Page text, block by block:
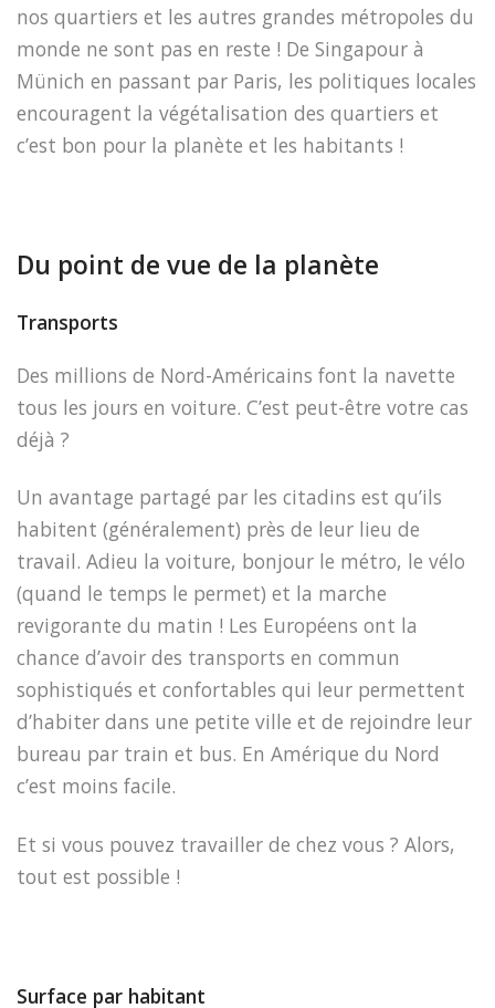
nos quartiers et les autres grandes métropoles du
monde ne sont pas en reste ! De Singapour à
Münich en passant par Paris, les politiques locales
encouragent la végétalisation des quartiers et
c’est bon pour la planète et les habitants !
Du point de vue de la planète
Transports
Des millions de Nord-Américains font la navette
tous les jours en voiture. C’est peut-être votre cas
déjà ?
Un avantage partagé par les citadins est qu’ils
habitent (généralement) près de leur lieu de
travail. Adieu la voiture, bonjour le métro, le vélo
(quand le temps le permet) et la marche
revigorante du matin ! Les Européens ont la
chance d’avoir des transports en commun
sophistiqués et confortables qui leur permettent
d’habiter dans une petite ville et de rejoindre leur
bureau par train et bus. En Amérique du Nord
c’est moins facile.
Et si vous pouvez travailler de chez vous ? Alors,
tout est possible !
Surface par habitant